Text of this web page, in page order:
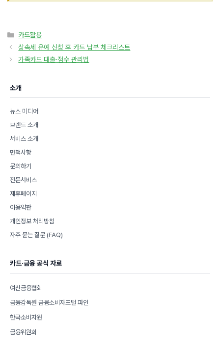
카
테
리
카드활용
상속세 유예 신청 후 카드 납부 체크리스트
가족카드 대출·점수 관리법
소개
뉴스 미디어
브랜드 소개
서비스 소개
면책사항
문의하기
전문서비스
제휴페이지
이용약관
개인정보 처리방침
자주 묻는 질문 (FAQ)
카드·금융 공식 자료
여신금융협회
금융감독원 금융소비자포털 파인
한국소비자원
금융위원회